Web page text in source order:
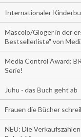
Internationaler
Mascolo/Gloger in der
Bestsellerliste" von
Media Control Award:
Serie!
Juhu - das Buch geht ab
Frauen die Bücher
NEU: Die